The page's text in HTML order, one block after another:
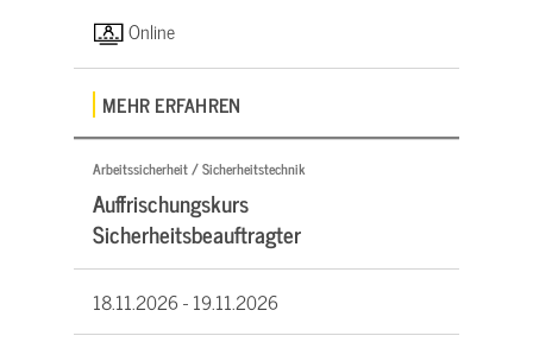
Online
MEHR ERFAHREN
Arbeitssicherheit / Sicherheitstechnik
Auffrischungskurs
Sicherheitsbeauftragter
18.11.2026 -19.11.2026